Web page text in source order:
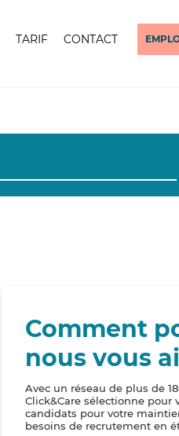
TARIF CONTACT
Comment
nous vous
Avec un réseau de plus de
Click&Care sélectionne pour
candidats pour votre
besoins de recrutement en